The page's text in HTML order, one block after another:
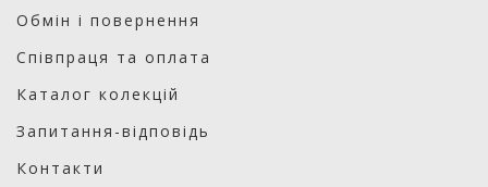
Обмін і повернення
Співпраця та оплата
Каталог колекцій
Запитання-відповідь
Контакти